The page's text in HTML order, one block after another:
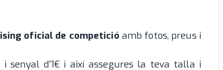
oficial de competició amb fotos, preus i
senyal d’1€ i així assegures la teva talla i